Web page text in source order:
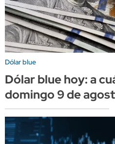
Dólar blue
Dólar blue hoy: a
domingo 9 de